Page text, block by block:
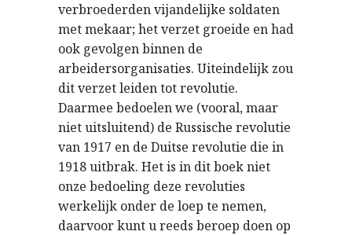
verbroederden vijandelijke soldaten
met mekaar; het verzet groeide en had
ook gevolgen binnen de
arbeidersorganisaties. Uiteindelijk zou
dit verzet leiden tot revolutie.
Daarmee bedoelen we (vooral, maar
niet uitsluitend) de Russische revolutie
van 1917 en de Duitse revolutie die in
1918 uitbrak. Het is in dit boek niet
onze bedoeling deze revoluties
werkelijk onder de loep te nemen,
daarvoor kunt u reeds beroep doen op